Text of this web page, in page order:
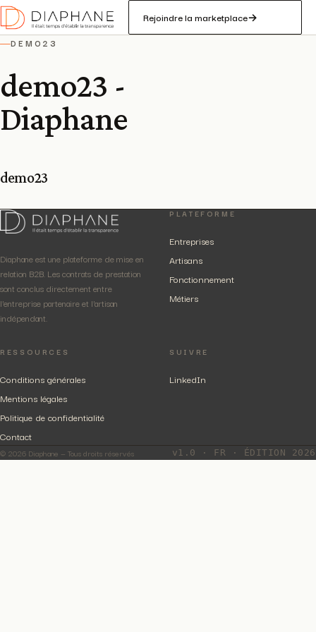
Rejoindre la marketplace→
—DEMO23
demo23 -
Diaphane
demo23
Diaphane est une plateforme de mise en
relation B2B. Les contrats de prestation
sont conclus directement entre
l'entreprise partenaire et l'artisan
indépendant.
PLATEFORME
Entreprises
Artisans
Fonctionnement
Métiers
RESSOURCES
Conditions générales
Mentions légales
Politique de confidentialité
Contact
SUIVRE
LinkedIn
© 2026 Diaphane — Tous droits réservés v1.0 · FR · ÉDITION 2026